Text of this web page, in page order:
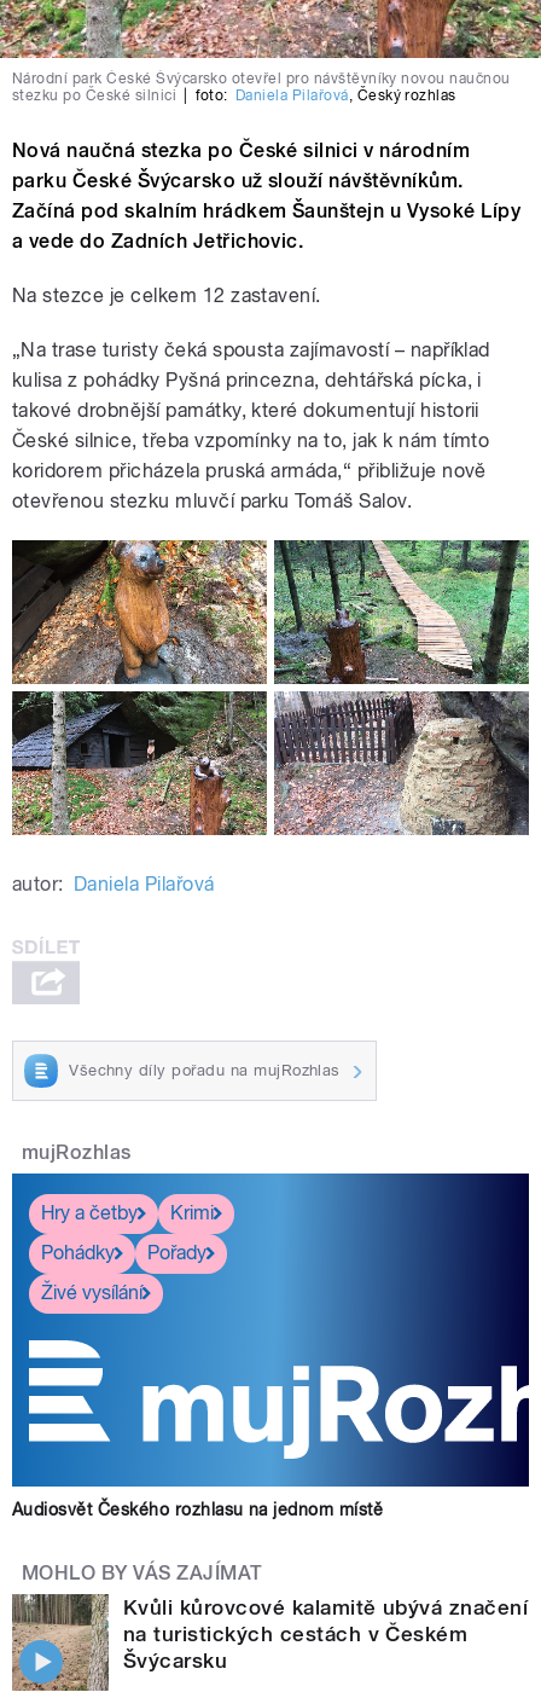
Národní park České Švýcarsko otevřel pro návštěvníky novou naučnou
stezku po České silnici
foto: Daniela Pilařová, Český rozhlas
Nová naučná stezka po České silnici v národním
parku České Švýcarsko už slouží návštěvníkům.
Začíná pod skalním hrádkem Šaunštejn u Vysoké Lípy
a vede do Zadních Jetřichovic.
Na stezce je celkem 12 zastavení.
„Na trase turisty čeká spousta zajímavostí – například
kulisa z pohádky Pyšná princezna, dehtářská pícka, i
takové drobnější památky, které dokumentují historii
České silnice, třeba vzpomínky na to, jak k nám tímto
koridorem přicházela pruská armáda,“ přibližuje nově
otevřenou stezku mluvčí parku Tomáš Salov.
autor: Daniela Pilařová
Všechny díly pořadu na mujRozhlas
mujRozhlas
Hry a četby
Krimi
Pohádky
Pořady
Živé vysílání
Audiosvět Českého rozhlasu na jednom místě
MOHLO BY VÁS ZAJÍMAT
Kvůli kůrovcové kalamitě ubývá značení
na turistických cestách v Českém
Švýcarsku